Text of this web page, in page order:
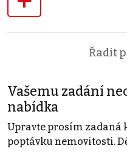
Řadit
Vašemu zadání
nabídka
Upravte prosím zadaná
poptávku nemovitosti.